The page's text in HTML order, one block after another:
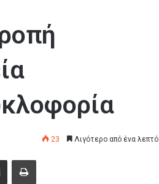
23 Λιγότερο από ένα λεπτό